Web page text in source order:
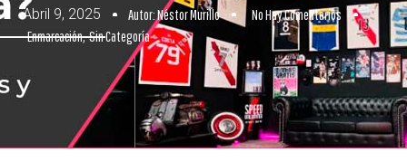
Abril 9, 2025 Autor:Néstor Murillo
No Hay Comentarios
Enmarcación,Sin Categoría